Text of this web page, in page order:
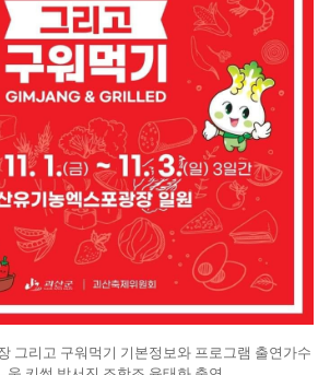
그리고 구워먹기 기본정보와 프로그램 출연가수